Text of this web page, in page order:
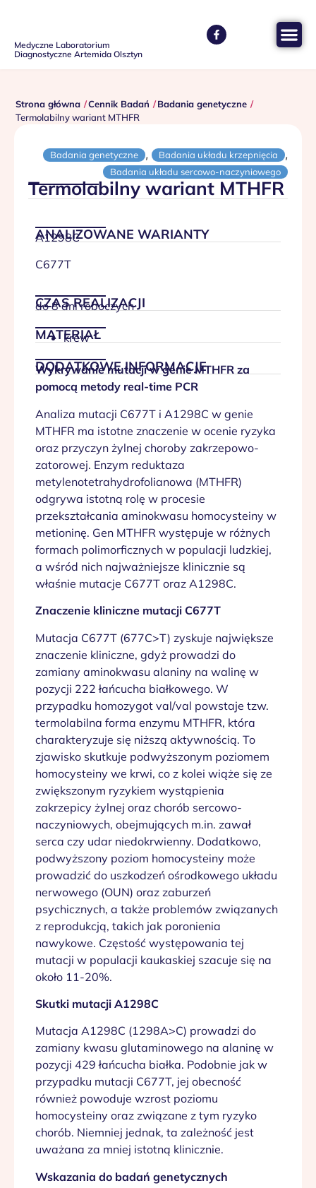
Medyczne Laboratorium
Diagnostyczne Artemida Olsztyn
Strona główna Cennik Badań
Badania genetyczne
Termolabilny wariant MTHFR
Badania genetyczne , Badania układu krzepnięcia ,
Badania układu sercowo-naczyniowego
Termolabilny wariant MTHFR
ANALIZOWANE WARIANTY
A1298C
C677T
CZAS REALIZACJI
do 8 dni roboczych
MATERIAŁ
krew
DODATKOWE INFORMACJE
Wykrywanie mutacji w genie MTHFR za
pomocą metody real-time PCR
Analiza mutacji C677T i A1298C w genie
MTHFR ma istotne znaczenie w ocenie ryzyka
oraz przyczyn żylnej choroby zakrzepowo-
zatorowej. Enzym reduktaza
metylenotetrahydrofolianowa (MTHFR)
odgrywa istotną rolę w procesie
przekształcania aminokwasu homocysteiny w
metioninę. Gen MTHFR występuje w różnych
formach polimorficznych w populacji ludzkiej,
a wśród nich najważniejsze klinicznie są
właśnie mutacje C677T oraz A1298C.
Znaczenie kliniczne mutacji C677T
Mutacja C677T (677C>T) zyskuje największe
znaczenie kliniczne, gdyż prowadzi do
zamiany aminokwasu alaniny na walinę w
pozycji 222 łańcucha białkowego. W
przypadku homozygot val/val powstaje tzw.
termolabilna forma enzymu MTHFR, która
charakteryzuje się niższą aktywnością. To
zjawisko skutkuje podwyższonym poziomem
homocysteiny we krwi, co z kolei wiąże się ze
zwiększonym ryzykiem wystąpienia
zakrzepicy żylnej oraz chorób sercowo-
naczyniowych, obejmujących m.in. zawał
serca czy udar niedokrwienny. Dodatkowo,
podwyższony poziom homocysteiny może
prowadzić do uszkodzeń ośrodkowego układu
nerwowego (OUN) oraz zaburzeń
psychicznych, a także problemów związanych
z reprodukcją, takich jak poronienia
nawykowe. Częstość występowania tej
mutacji w populacji kaukaskiej szacuje się na
około 11-20%.
Skutki mutacji A1298C
Mutacja A1298C (1298A>C) prowadzi do
zamiany kwasu glutaminowego na alaninę w
pozycji 429 łańcucha białka. Podobnie jak w
przypadku mutacji C677T, jej obecność
również powoduje wzrost poziomu
homocysteiny oraz związane z tym ryzyko
chorób. Niemniej jednak, ta zależność jest
uważana za mniej istotną klinicznie.
Wskazania do badań genetycznych